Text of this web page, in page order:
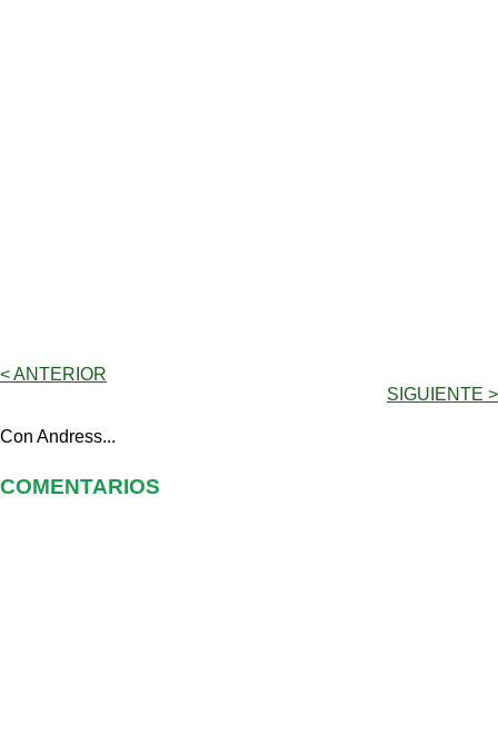
< ANTERIOR
SIGUIENTE >
Con Andress...
COMENTARIOS